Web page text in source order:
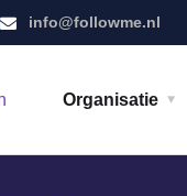
info@followme.nl
Organisatie